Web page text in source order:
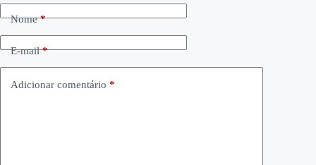
Nome*
E-mail*
Adicionar comentário *